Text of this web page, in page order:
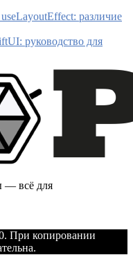
различие
руководство для
— всё для
При копировании